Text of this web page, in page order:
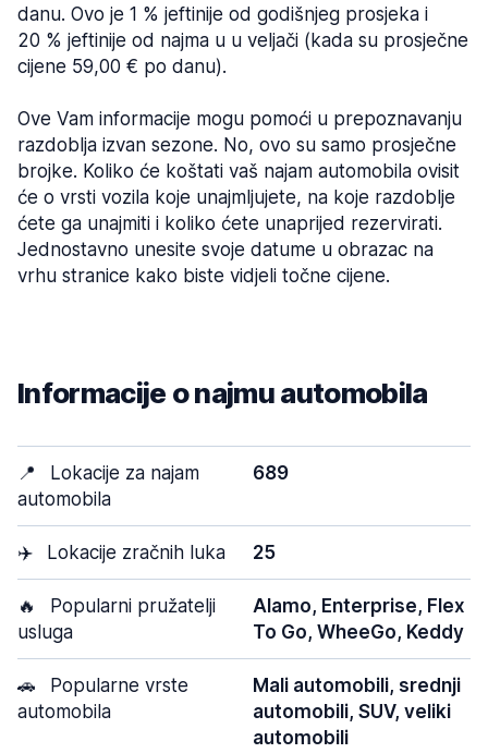
danu. Ovo je 1 % jeftinije od godišnjeg prosjeka i
20 % jeftinije od najma u u veljači (kada su prosječne
cijene 59,00 € po danu).
Ove Vam informacije mogu pomoći u prepoznavanju
razdoblja izvan sezone. No, ovo su samo prosječne
brojke. Koliko će koštati vaš najam automobila ovisit
će o vrsti vozila koje unajmljujete, na koje razdoblje
ćete ga unajmiti i koliko ćete unaprijed rezervirati.
Jednostavno unesite svoje datume u obrazac na
vrhu stranice kako biste vidjeli točne cijene.
Informacije o najmu automobila
📍
Lokacije za najam
automobila
689
✈️ Lokacije zračnih luka 25
🔥
Popularni pružatelji
usluga
Alamo, Enterprise, Flex
To Go, WheeGo, Keddy
🚗
Popularne vrste
automobila
Mali automobili, srednji
automobili, SUV, veliki
automobili